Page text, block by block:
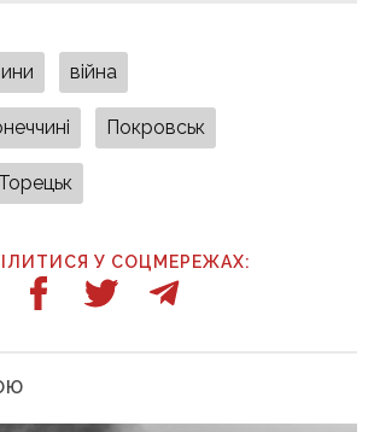
війна
Покровськ
Торецьк
У СОЦМЕРЕЖАХ: